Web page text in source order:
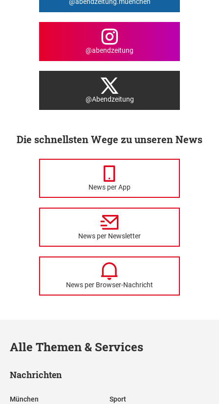
@abendzeitung
@Abendzeitung
Die schnellsten Wege zu unseren News
News per App
News per Newsletter
News per Browser-Nachricht
Alle Themen & Services
Nachrichten
München Sport